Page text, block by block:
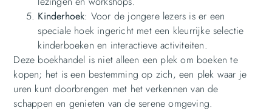
Kinderhoek: Voor de jongere lezers is er een
speciale hoek ingericht met een kleurrijke selectie
kinderboeken en interactieve activiteiten.
Deze boekhandel is niet alleen een plek om boeken te
kopen; het is een bestemming op zich, een plek waar je
uren kunt doorbrengen met het verkennen van de
schappen en genieten van de serene omgeving.